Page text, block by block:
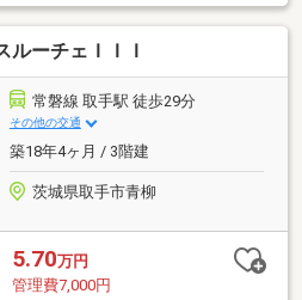
ルーチェＩＩＩ
常磐線 取手駅 徒歩29分
その他の交通
築18年4ヶ月 / 3階建
茨城県取手市青柳
5.70万円
管理費7,000円